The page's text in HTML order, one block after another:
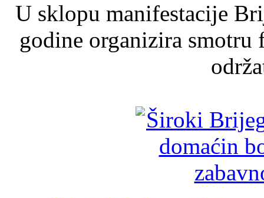
U sklopu manifestacije
godine organizira